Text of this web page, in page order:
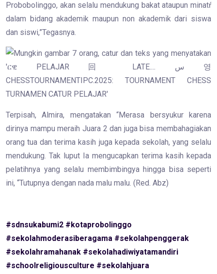
Probobolinggo, akan selalu mendukung bakat ataupun minatŕ
dalam bidang akademik maupun non akademik dari siswa
dan siswi,”Tegasnya.
Terpisah, Almira, mengatakan “Merasa bersyukur karena
dirinya mampu meraih Juara 2 dan juga bisa membahagiakan
orang tua dan terima kasih juga kepada sekolah, yang selalu
mendukung. Tak luput Ia mengucapkan terima kasih kepada
pelatihnya yang selalu membimbingya hingga bisa seperti
ini, “Tutupnya dengan nada malu malu. (Red. Abz)
#sdnsukabumi2 #kotaprobolinggo
#sekolahmoderasiberagama #sekolahpenggerak
#sekolahramahanak #sekolahadiwiyatamandiri
#schoolreligiousculture #sekolahjuara